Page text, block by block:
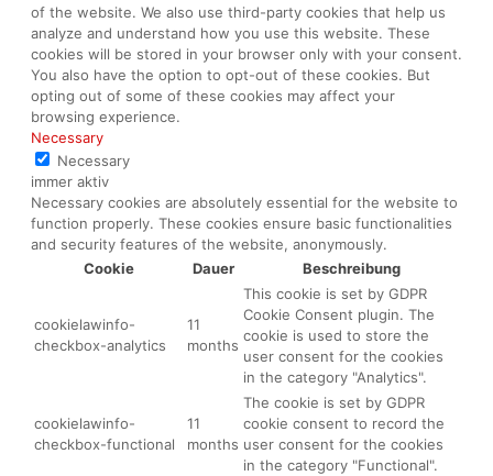
of the website. We also use third-party cookies that help us
analyze and understand how you use this website. These
cookies will be stored in your browser only with your consent.
You also have the option to opt-out of these cookies. But
opting out of some of these cookies may affect your
browsing experience.
Necessary
Necessary
immer aktiv
Necessary cookies are absolutely essential for the website to
function properly. These cookies ensure basic functionalities
and security features of the website, anonymously.
Cookie
Dauer Beschreibung
cookielawinfo-
checkbox-analytics
11
months
This cookie is set by GDPR
Cookie Consent plugin. The
cookie is used to store the
user consent for the cookies
in the category "Analytics".
cookielawinfo-
checkbox-functional
11
months
The cookie is set by GDPR
cookie consent to record the
user consent for the cookies
in the category "Functional".